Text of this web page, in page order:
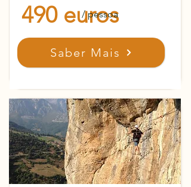
490 euros
/ pessoa
Saber Mais